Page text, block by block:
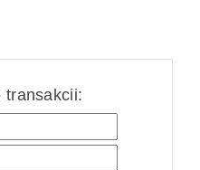
transakcii: